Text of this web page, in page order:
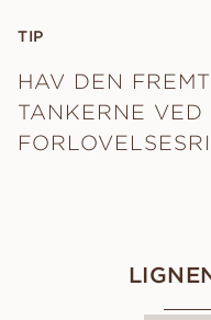
TIP
HAV DEN
TANKERNE